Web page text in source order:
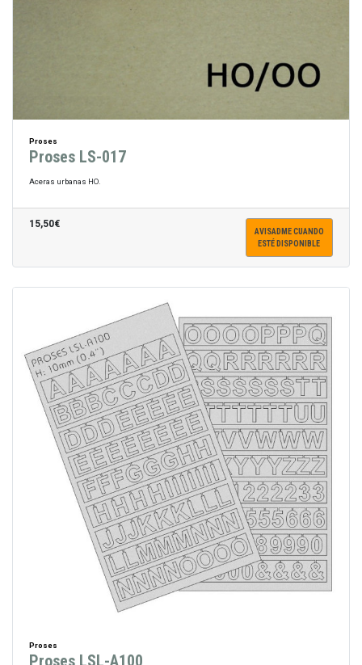
Proses
Proses LS-017
Aceras urbanas HO.
15,50€
AVISADME CUANDO
ESTÉ DISPONIBLE
Proses
Proses LSL-A100